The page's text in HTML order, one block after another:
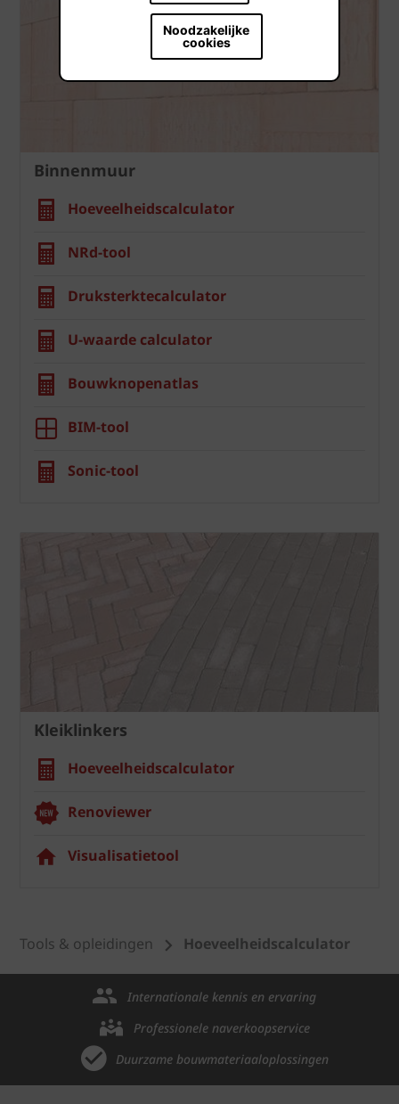
Noodzakelijke
cookies
Binnenmuur
Hoeveelheidscalculator
NRd-tool
Druksterktecalculator
U-waarde calculator
Bouwknopenatlas
BIM-tool
Sonic-tool
Kleiklinkers
Hoeveelheidscalculator
Renoviewer
Visualisatietool
Tools & opleidingen Hoeveelheidscalculator
Internationale kennis en ervaring
Professionele naverkoopservice
Duurzame bouwmateriaaloplossingen